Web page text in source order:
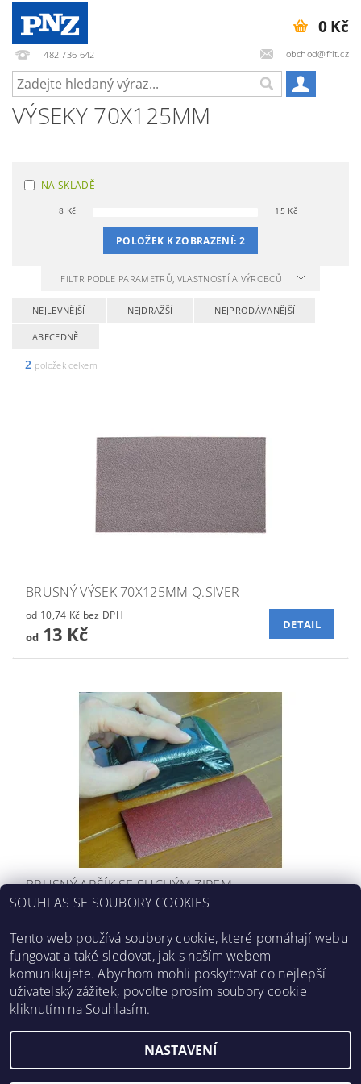
482 736 642 obchod@frit.cz
0 Kč
VÝSEKY 70X125MM
NA SKLADĚ
8 Kč 15 Kč
POLOŽEK K ZOBRAZENÍ: 2
FILTR PODLE PARAMETRŮ, VLASTNOSTÍ A VÝROBCŮ
NEJLEVNĚJŠÍ NEJDRAŽŠÍ NEJPRODÁVANĚJŠÍ
ABECEDNĚ
2 položek celkem
BRUSNÝ VÝSEK 70X125MM Q.SIVER
od 10,74 Kč bez DPH
od13 Kč DETAIL
BRUSNÝ ARŠÍK SE SUCHÝM ZIPEM
od 6,61 Kč bez DPH
8 Kč
Obchodní podmínky | Ochrana osobních údajů
O nás | Prodejci v ČR
2026 ©PNZ, všechna práva vyhrazenaUpravit nastavení cookies
SOUHLAS SE SOUBORY COOKIES
Tento web používá soubory cookie, které pomáhají webu
fungovat a také sledovat, jak s naším webem
komunikujete. Abychom mohli poskytovat co nejlepší
uživatelský zážitek, povolte prosím soubory cookie
kliknutím na Souhlasím.
NASTAVENÍ